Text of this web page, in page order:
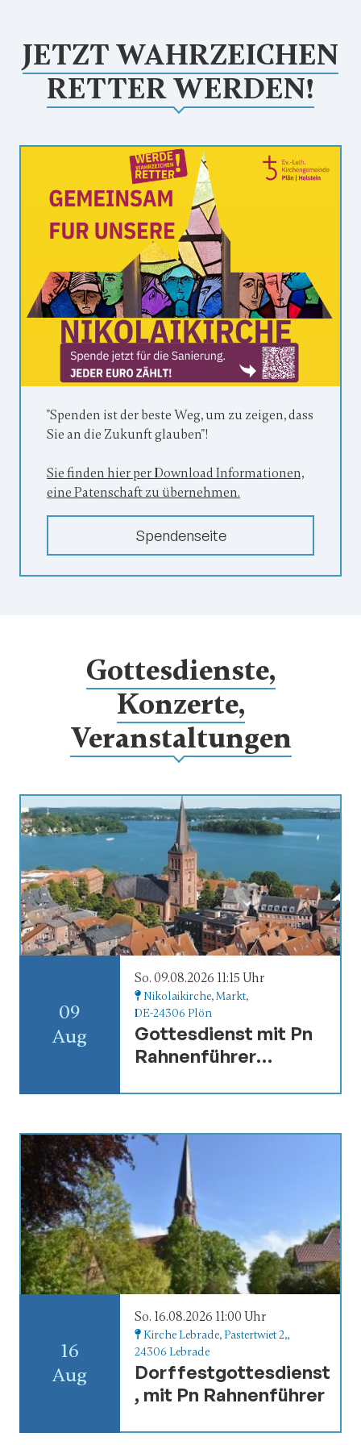
JETZT WAHRZEICHEN
RETTER WERDEN!
"Spenden ist der beste Weg, um zu zeigen, dass
Sie an die Zukunft glauben"!
Sie finden hier per Download Informationen,
eine Patenschaft zu übernehmen.
Spendenseite
Gottesdienste,
Konzerte,
Veranstaltungen
So. 09.08.2026 11:15 Uhr
Nikolaikirche, Markt,
DE-24306 Plön
Gottesdienst mit Pn
Rahnenführer
VORHER
09
Aug
So. 16.08.2026 11:00 Uhr
Kirche Lebrade, Pastertwiet 2,,
24306 Lebrade
Dorffestgottesdienst
, mit Pn Rahnenführer
16
Aug